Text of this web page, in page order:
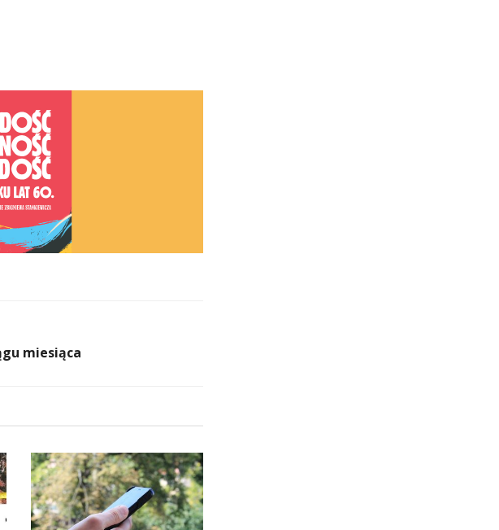
miesiąca